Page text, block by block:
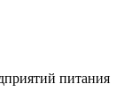
питания